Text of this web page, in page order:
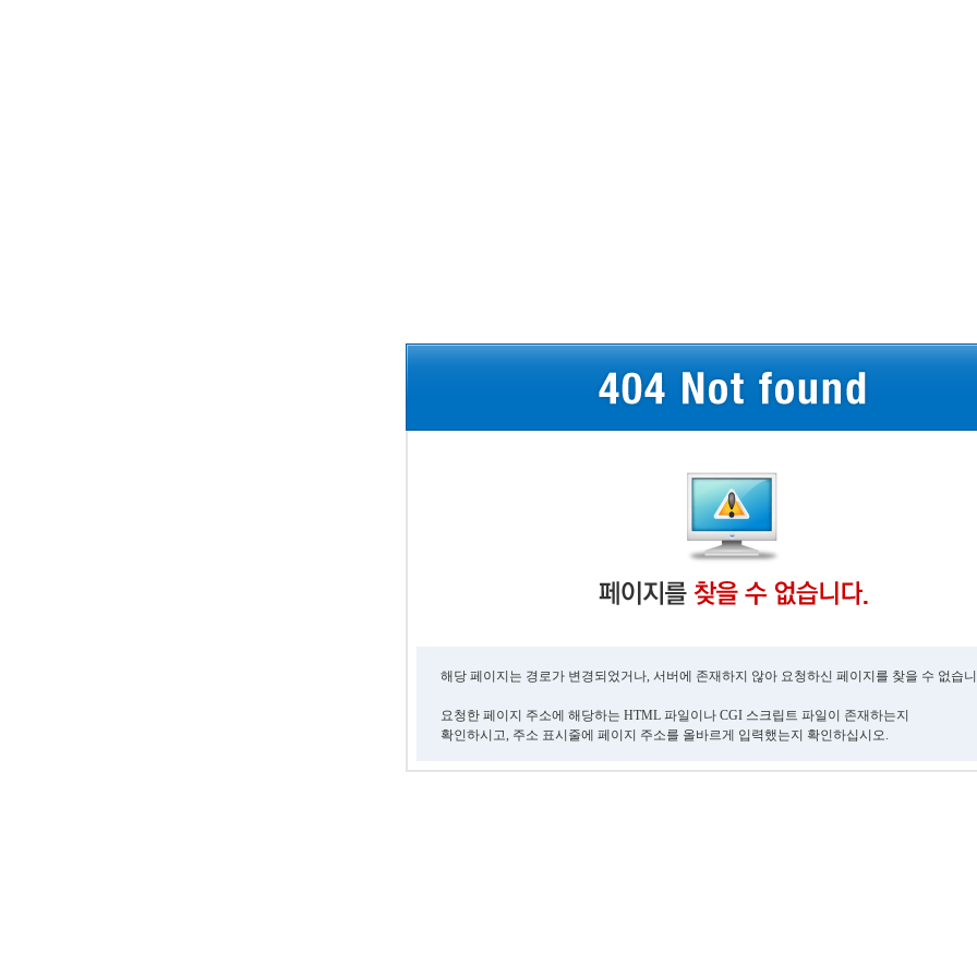
해당 페이지는 경로가 변경되었거나, 서버에 존재하지 않아 요청하신 페이지를 찾을 수 없습
요청한 페이지 주소에 해당하는 HTML 파일이나 CGI 스크립트 파일이 존재하는지
확인하시고, 주소 표시줄에 페이지 주소를 올바르게 입력했는지 확인하십시오.